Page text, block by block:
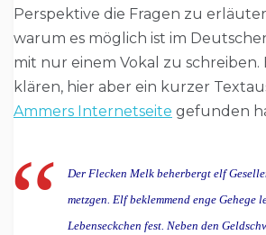
Perspektive die Fragen zu
warum es möglich ist im
mit nur einem Vokal zu schreiben.
klären, hier aber ein kurzer
Ammers Internetseite gefunden
Der Flecken Melk beherbergt elf
metzgen. Elf beklemmend enge Gehege
Lebenseckchen fest. Neben den